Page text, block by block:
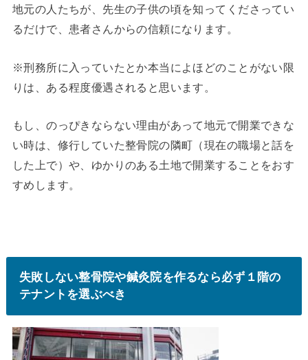
地元の人たちが、先生の子供の頃を知ってくださってい
るだけで、患者さんからの信頼になります。
※刑務所に入っていたとか本当によほどのことがない限
りは、ある程度優遇されると思います。
もし、のっぴきならない理由があって地元で開業できな
い時は、修行していた整骨院の隣町（現在の職場と話を
した上で）や、ゆかりのある土地で開業することをおす
すめします。
失敗しない整骨院や鍼灸院を作るなら必ず１階の
テナントを選ぶべき